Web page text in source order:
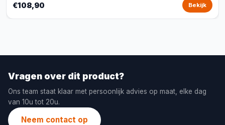
€108,90 Bekijk
Vragen over dit product?
Ons team staat klaar met persoonlijk advies op maat, elke dag
van 10u tot 20u.
Neem contact op